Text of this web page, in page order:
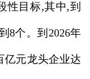
性目标,其中,到
8个。到2026年
亿元龙头企业达